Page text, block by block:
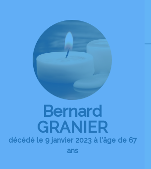
Bernard
GRANIER
décédé le 9 janvier 2023 à l'âge de 67
ans